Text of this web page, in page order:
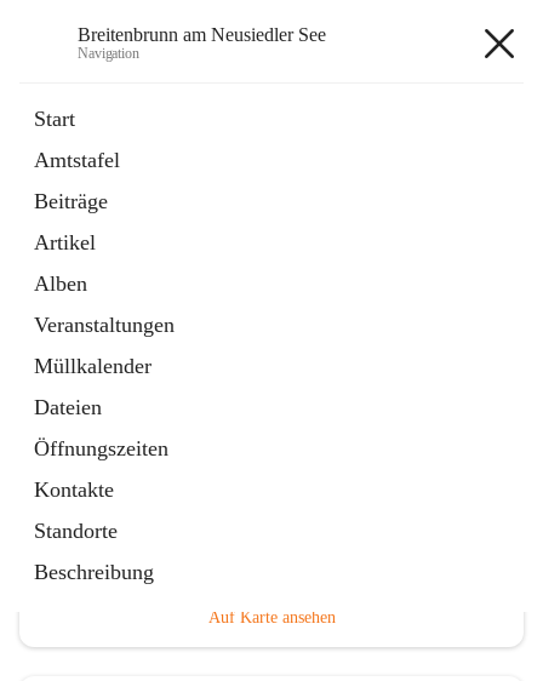
Breitenbrunn am Neusiedler See
Navigation
Start
Amtstafel
Beiträge
Artikel
Alben
Veranstaltungen
Müllkalender
Dateien
Öffnungszeiten
Kontakte
Standorte
Beschreibung
18 Schnellzugriffe
Gemeindeservice
Auf Karte ansehen